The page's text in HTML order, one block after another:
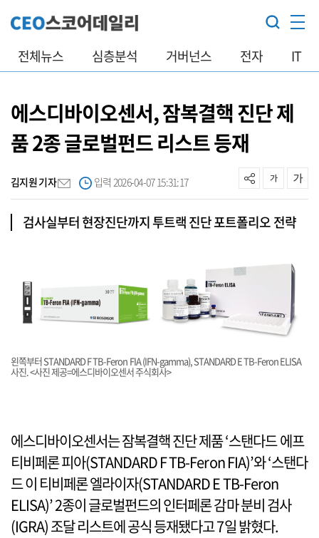
전체뉴스 심층분석 거버넌스 전자 IT
에스디바이오센서, 잠복결핵 진단 제
품 2종 글로벌펀드 리스트 등재
김지원 기자 입력 2026-04-07 15:31:17
검사실부터 현장진단까지 투트랙 진단 포트폴리오 전략
왼쪽부터 STANDARD F TB-Feron FIA (IFN-gamma), STANDARD E TB-Feron ELISA
사진. <사진 제공=에스디바이오센서 주식회사>
에스디바이오센서는 잠복결핵 진단 제품 ‘스탠다드 에프
티비페론 피아(STANDARD F TB-Feron FIA)’와 ‘스탠다
드 이 티비페론 엘라이자(STANDARD E TB-Feron
ELISA)’ 2종이 글로벌펀드의 인터페론 감마 분비 검사
(IGRA) 조달 리스트에 공식 등재됐다고 7일 밝혔다.